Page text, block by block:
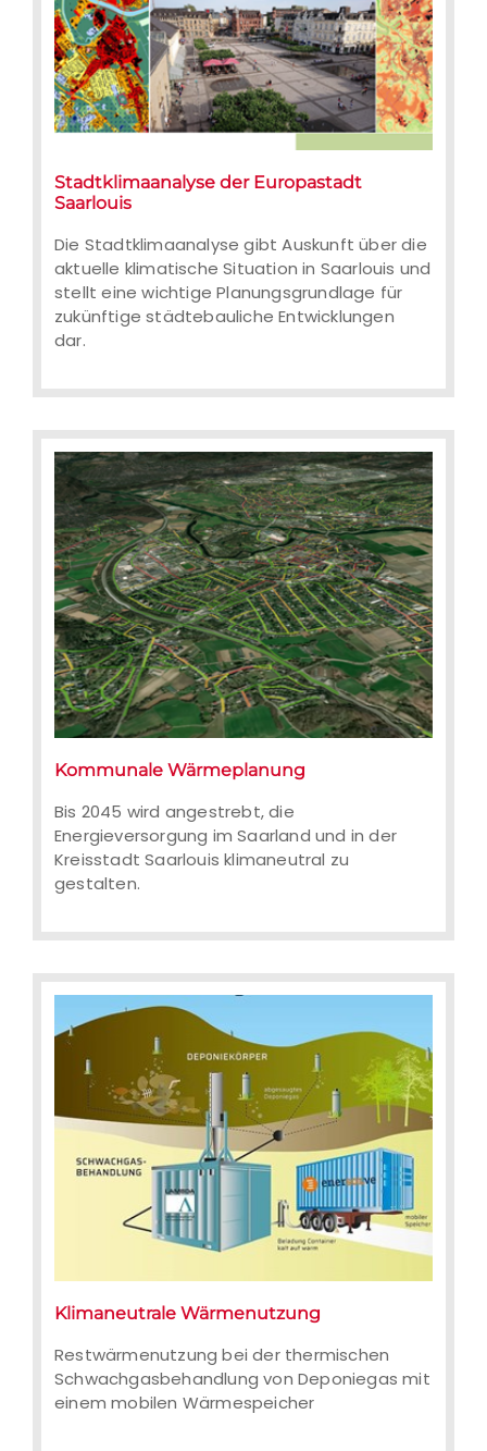
Stadtklimaanalyse der Europastadt
Saarlouis
Die Stadtklimaanalyse gibt Auskunft über die
aktuelle klimatische Situation in Saarlouis und
stellt eine wichtige Planungsgrundlage für
zukünftige städtebauliche Entwicklungen
dar.
Kommunale Wärmeplanung
Bis 2045 wird angestrebt, die
Energieversorgung im Saarland und in der
Kreisstadt Saarlouis klimaneutral zu
gestalten.
Restwärmenutzung bei der
von Deponiegas mit einem mobilen
Wärmespeicher
Klimaneutrale Wärmenutzung
Restwärmenutzung bei der thermischen
Schwachgasbehandlung von Deponiegas mit
einem mobilen Wärmespeicher